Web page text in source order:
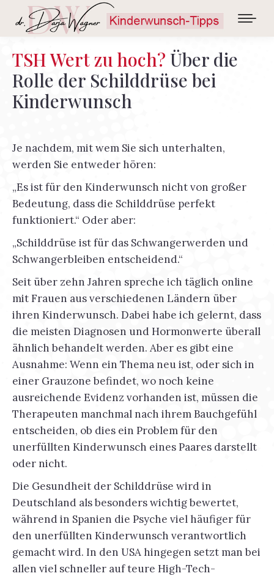
TSH Wert zu hoch? Über die
Rolle der Schilddrüse bei
Kinderwunsch
Je nachdem, mit wem Sie sich unterhalten,
werden Sie entweder hören:
„Es ist für den Kinderwunsch nicht von großer
Bedeutung, dass die Schilddrüse perfekt
funktioniert.“ Oder aber:
„Schilddrüse ist für das Schwangerwerden und
Schwangerbleiben entscheidend.“
Seit über zehn Jahren spreche ich täglich online
mit Frauen aus verschiedenen Ländern über
ihren Kinderwunsch. Dabei habe ich gelernt, dass
die meisten Diagnosen und Hormonwerte überall
ähnlich behandelt werden. Aber es gibt eine
Ausnahme: Wenn ein Thema neu ist, oder sich in
einer Grauzone befindet, wo noch keine
ausreichende Evidenz vorhanden ist, müssen die
Therapeuten manchmal nach ihrem Bauchgefühl
entscheiden, ob dies ein Problem für den
unerfüllten Kinderwunsch eines Paares darstellt
oder nicht.
Die Gesundheit der Schilddrüse wird in
Deutschland als besonders wichtig bewertet,
während in Spanien die Psyche viel häufiger für
den unerfüllten Kinderwunsch verantwortlich
gemacht wird. In den USA hingegen setzt man bei
allen viel schneller auf teure High-Tech-